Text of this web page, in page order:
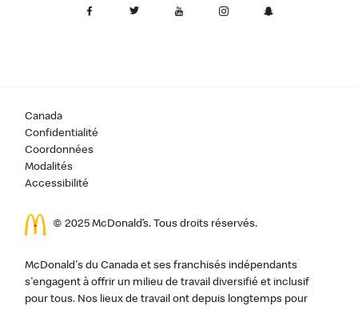
Canada
Confidentialité
Coordonnées
Modalités
Accessibilité
© 2025 McDonald’s. Tous droits réservés.
McDonald's du Canada et ses franchisés indépendants
s'engagent à offrir un milieu de travail diversifié et inclusif
pour tous. Nos lieux de travail ont depuis longtemps pour